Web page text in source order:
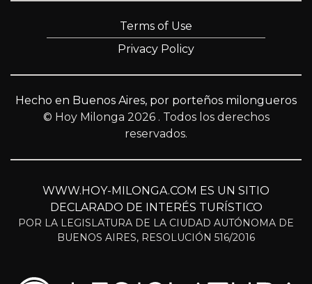
Terms of Use
Privacy Policy
Hecho en Buenos Aires, por porteños milongueros
© Hoy Milonga 2026 . Todos los derechos
reservados.
WWW.HOY-MILONGA.COM ES UN SITIO
DECLARADO DE INTERÉS TURÍSTICO
POR LA LEGISLATURA DE LA CIUDAD AUTÓNOMA DE
BUENOS AIRES, RESOLUCIÓN 516/2016